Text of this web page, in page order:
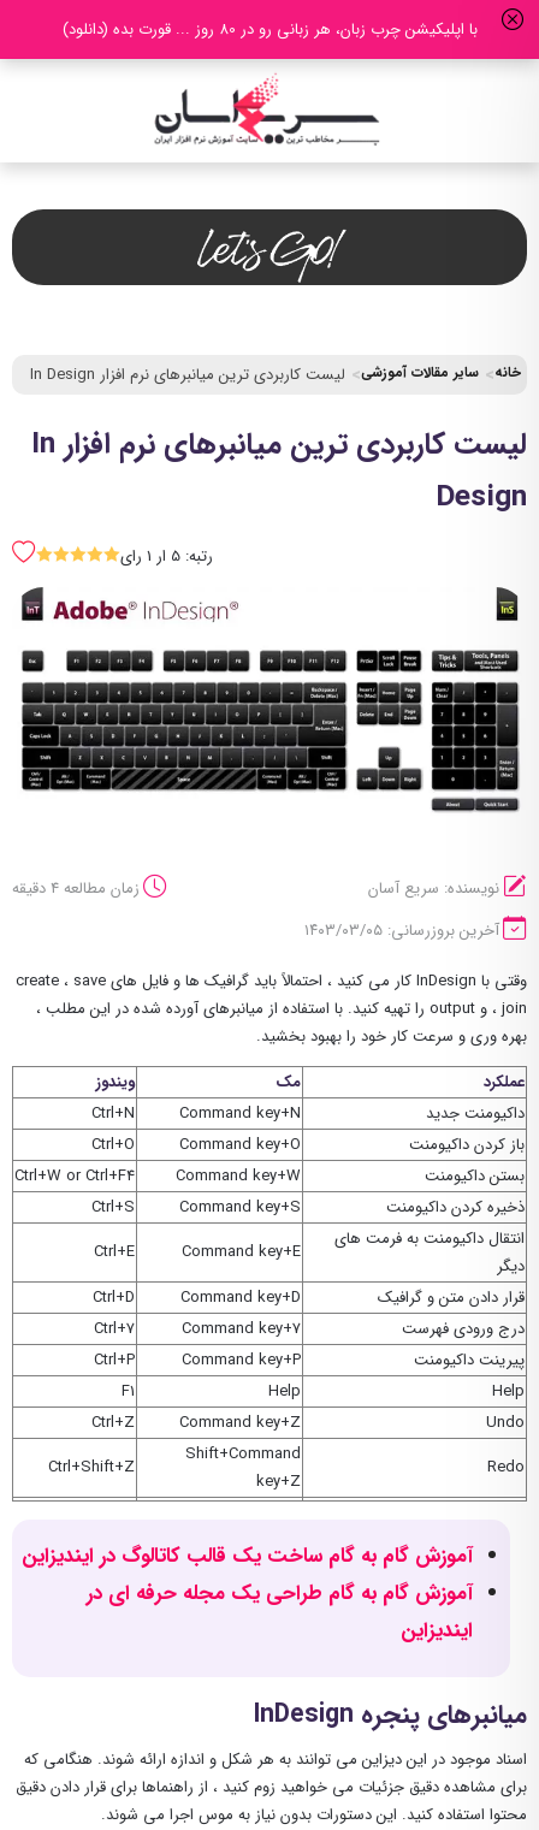
با اپلیکیشن چرب زبان، هر زبانی رو در 80 روز ... قورت بده (دانلود)
خانه سایر مقالات آموزشی لیست کاربردی ترین میانبرهای نرم افزار In Design
لیست کاربردی ترین میانبرهای نرم افزار In
Design
رتبه: 5 ار 1 رای SSSSS
نویسنده: سریع آسان
زمان مطالعه 4 دقیقه
آخرین بروزرسانی: ۱۴۰۳/۰۳/۰۵
وقتی با InDesign کار می کنید ، احتمالاً باید گرافیک ها و فایل های create ، save
، join و output را تهیه کنید. با استفاده از میانبرهای آورده شده در این مطلب ،
بهره وری و سرعت کار خود را بهبود بخشید.
عملکرد
مک
ویندوز
داکیومنت جدید
Command key+N
Ctrl+N
باز کردن داکیومنت
Command key+O
Ctrl+O
بستن داکیومنت
Command key+W
Ctrl+W or Ctrl+F4
ذخیره کردن داکیومنت
Command key+S
Ctrl+S
انتقال داکیومنت به فرمت های
دیگر
Command key+E
Ctrl+E
قرار دادن متن و گرافیک
Command key+D
Ctrl+D
درج ورودی فهرست
Command key+7
Ctrl+7
پیرینت داکیومنت
Command key+P
Ctrl+P
Help
Help
F1
Undo
Command key+Z
Ctrl+Z
Redo
Shift+Command
key+Z
Ctrl+Shift+Z
آموزش گام به گام ساخت یک قالب کاتالوگ در ایندیزاین
آموزش گام به گام طراحی یک مجله حرفه ای در
ایندیزاین
میانبرهای پنجره InDesign
اسناد موجود در این دیزاین می توانند به هر شکل و اندازه ارائه شوند. هنگامی که
برای مشاهده دقیق جزئیات می خواهید زوم کنید ، از راهنماها برای قرار دادن دقیق
محتوا استفاده کنید. این دستورات بدون نیاز به موس اجرا می شوند.